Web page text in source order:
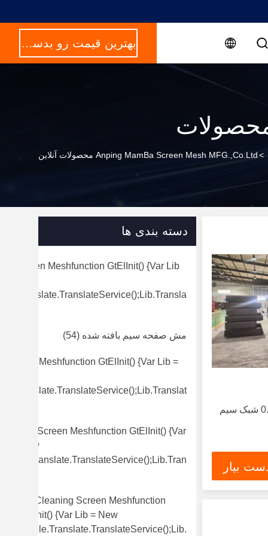
بهترین قیمت رو بدست بیار
>Anping MamBa Screen Mesh MFG.,Co.Ltd محصولات آنلاین
≤3٪ خطای دیافراگم 0.5mm شبک سیم
بیار
دسته بندی ها
Screen Meshfunction GtElInit() {var Lib
مش صفحه سیم بافته شده (54)
Screen Meshfunction GtElInit() {var Lib =
Screen Meshfunction GtElInit() {var
= New
Self Cleaning Screen Meshfunction
GtElInit() {var Lib = New
Google.translate.TranslateService();lib.